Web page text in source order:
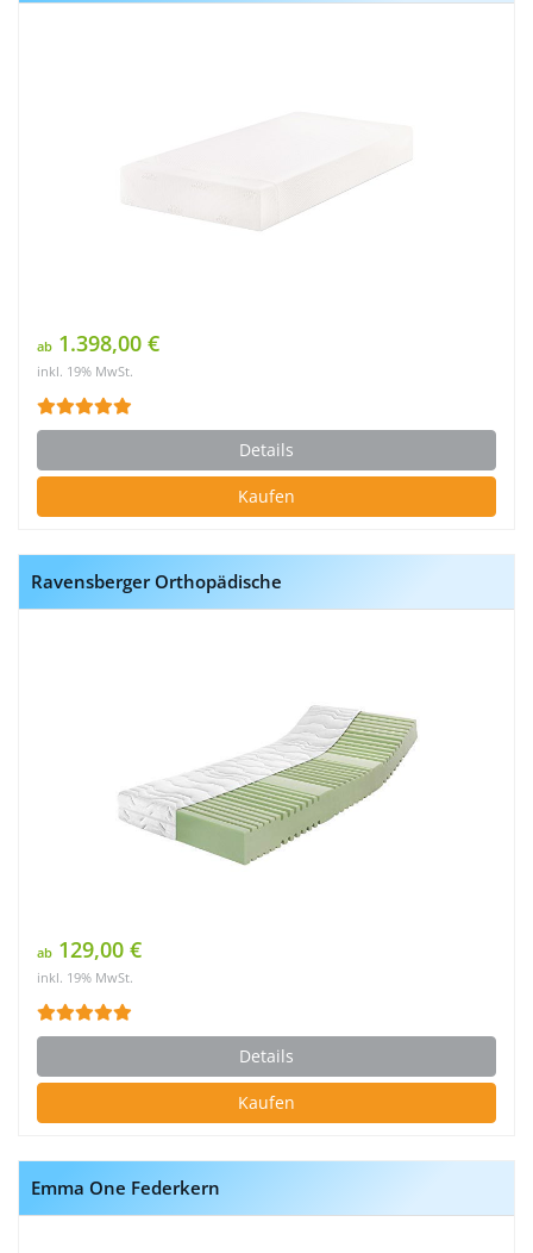
ab 1.398,00 €
inkl. 19% MwSt.
Details
Kaufen
Ravensberger Orthopädische
ab 129,00 €
inkl. 19% MwSt.
Details
Kaufen
Emma One Federkern